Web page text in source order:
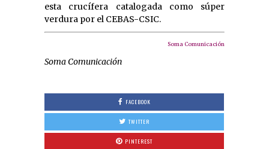
esta crucífera catalogada como súper
verdura por el CEBAS-CSIC.
Soma Comunicación
Soma Comunicación
FACEBOOK
TWITTER
PINTEREST